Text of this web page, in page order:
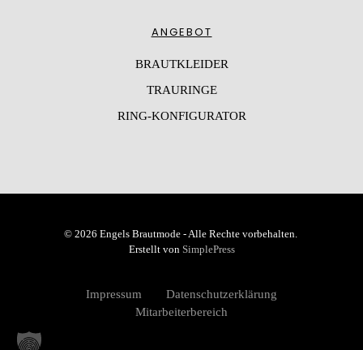
ANGEBOT
BRAUTKLEIDER
TRAURINGE
RING-KONFIGURATOR
© 2026 Engels Brautmode - Alle Rechte vorbehalten.
Erstellt von SimplePress
Impressum
Datenschutzerklärung
Mitarbeiterbereich